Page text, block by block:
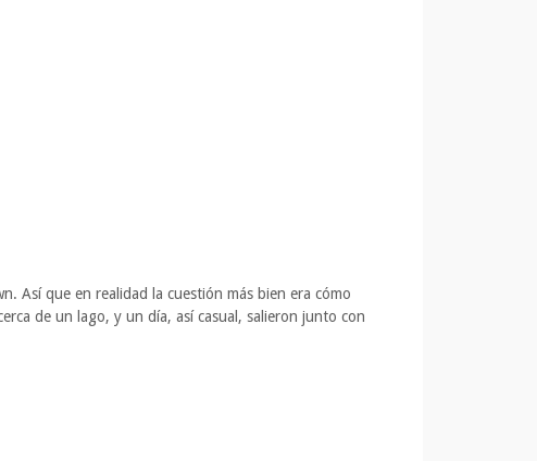
Así que en realidad la cuestión más bien era cómo
de un lago, y un día, así casual, salieron junto con